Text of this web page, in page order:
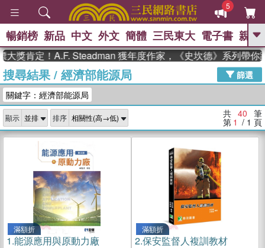
5
GO
熱搜： The Odyssey 、
父親節 、 如果歷史是一群喵 、 暑期
念華 、 台灣的李登輝時代 、 數學女
孩：黎曼猜想
偉大的迷走神經
暢銷榜 新品 中文 外文 簡體 三民東大 電子書 親子
定！A.F. Steadman 獲年度作家，《史坎德》系列帶你踏上熱
搜尋結果/ 經濟部能源局
篩選
關鍵字：經濟部能源局
顯示 排序 共 40 筆
第 1 / 1 頁
滿額折
1.能源應用與原動力廠
滿額折
2.保安監督人複訓教材